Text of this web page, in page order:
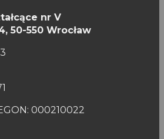
nr V
50-550 Wrocław
000210022